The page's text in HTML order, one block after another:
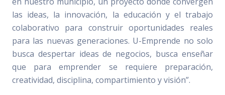
las ideas, la innovación, la educación y el trabajo
colaborativo para construir oportunidades reales
para las nuevas generaciones. U-Emprende no solo
busca despertar ideas de negocios, busca enseñar
que para emprender se requiere preparación,
creatividad, disciplina, compartimiento y visión”.